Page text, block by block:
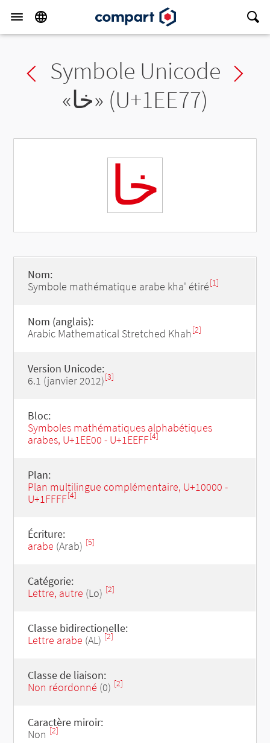
Previous char
Symbole Unicode
«𞹷» (U+1EE77)
𞹷
Nom:
Symbole mathématique arabe kha' étiré[1]
Nom (anglais):
Arabic Mathematical Stretched Khah [2]
Version Unicode:
6.1 (janvier 2012)[3]
Bloc:
Symboles mathématiques alphabétiques
arabes, U+1EE00 - U+1EEFF[4]
Plan:
Plan multilingue complémentaire, U+10000 -
U+1FFFF[4]
Écriture:
arabe (Arab) [5]
Catégorie:
Lettre, autre (Lo) [2]
Classe bidirectionelle:
Lettre arabe (AL) [2]
Classe de liaison:
Non réordonné (0) [2]
Caractère miroir:
Non [2]